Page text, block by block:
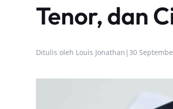
Tenor, dan
Ditulis oleh Louis Jonathan |30